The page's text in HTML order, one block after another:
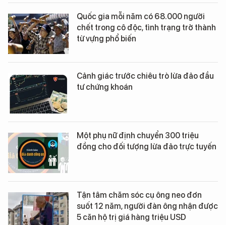
Quốc gia mỗi năm có 68.000 người
chết trong cô độc, tình trạng trở thành
từ vựng phổ biến
Cảnh giác trước chiêu trò lừa đảo đầu
tư chứng khoán
Một phụ nữ định chuyển 300 triệu
đồng cho đối tượng lừa đảo trực tuyến
Tận tâm chăm sóc cụ ông neo đơn
suốt 12 năm, người đàn ông nhận được
5 căn hộ trị giá hàng triệu USD